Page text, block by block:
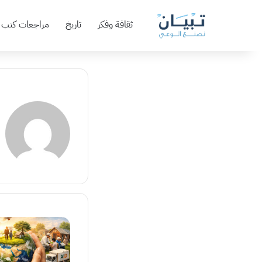
ثقافة وفكر تاريخ مراجعات كتب